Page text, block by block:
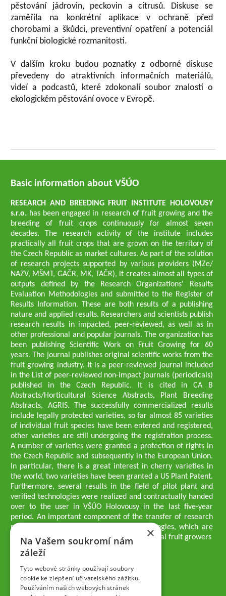
pěstování jádrovin, peckovin a citrusů. Diskuse se
zaměřila na konkrétní aplikace v ochraně před
chorobami a škůdci, preventivní opatření a potenciál
funkční biologické rozmanitosti.
V dalším kroku budou poznatky z odborné diskuse
převedeny do atraktivních informačních materiálů,
videí a podcastů, které zdokonalí soubor znalostí o
ekologickém pěstování ovoce v Evropě.
Basic information about VŠÚO
RESEARCH AND BREEDING FRUIT INSTITUTE HOLOVOUSY
s.r.o. has been engaged in research of fruit growing and the
breeding of fruit crops continuously for almost seven
decades. The research activity of the institute includes
practically all fruit crops that are grown on the territory of
the Czech Republic as market cultures. As part of the solution
of research projects supported by various providers (MZe/
NAZV, MŠMT, GAČR, MK, TAČR), it creates almost all types of
outputs defined by the Research Organizations' Results
Evaluation Methodologies and submitted to the Register of
Results Information. These are both results of a publishing
nature and applied results. Researchers and scientists publish
research results in impacted, peer-reviewed, as well as in
other professional and popular journals. The organization has
been publishing Scientific Work on Fruit Growing for 60
years. The journal publishes original scientific works from the
fruit growing industry. It is a peer-reviewed journal included
in the List of peer-reviewed non-impact journals (periodicals)
published in the Czech Republic. It is cited in CA B
Abstracts/Horticultural Science Abstracts, Plant Breeding
Abstracts, AGRIS. The successfully commercialized results
include legally protected varieties, so far almost 85 varieties
of individual fruit species have been entered and registered,
other varieties are still undergoing the registration process.
A number of varieties were granted a protection of rights in
the Czech Republic and subsequently in the European Union.
In particular, there is a great interest in cherry varieties in
the world, two varieties have been granted a US Plant Patent.
Furthermore, several results in the field of pilot plant and
verified technologies were realized and contractually handed
over to the user in VŠÚO Holovousy in the last five-year
period. An important component of the transfer of research
results into practice are growing methodologies, which are
passed on to users - professionals - professional fruit growers
Company executives
Ing. Tomáš Zmeškal
Ing. Jaroslav Vácha
Companions
×
Na Vašem soukromí nám
záleží
Tyto webové stránky používají soubory
cookie ke zlepšení uživatelského zážitku.
Používáním našich webových stránek